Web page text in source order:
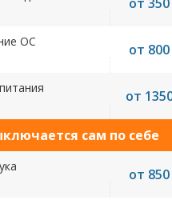
ОС от
от
сам по себе
от